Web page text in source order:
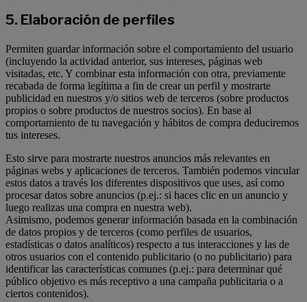
5. Elaboración de perfiles
Permiten guardar información sobre el comportamiento del usuario
(incluyendo la actividad anterior, sus intereses, páginas web
visitadas, etc. Y combinar esta información con otra, previamente
recabada de forma legítima a fin de crear un perfil y mostrarte
publicidad en nuestros y/o sitios web de terceros (sobre productos
propios o sobre productos de nuestros socios). En base al
comportamiento de tu navegación y hábitos de compra deduciremos
tus intereses.
Esto sirve para mostrarte nuestros anuncios más relevantes en
páginas webs y aplicaciones de terceros. También podemos vincular
estos datos a través los diferentes dispositivos que uses, así como
procesar datos sobre anuncios (p.ej.: si haces clic en un anuncio y
luego realizas una compra en nuestra web).
Asimismo, podemos generar información basada en la combinación
de datos propios y de terceros (como perfiles de usuarios,
estadísticas o datos analíticos) respecto a tus interacciones y las de
otros usuarios con el contenido publicitario (o no publicitario) para
identificar las características comunes (p.ej.: para determinar qué
público objetivo es más receptivo a una campaña publicitaria o a
ciertos contenidos).